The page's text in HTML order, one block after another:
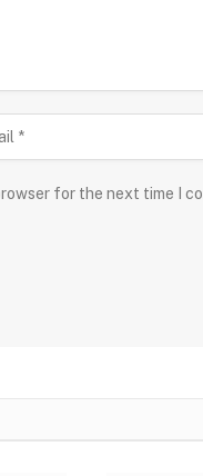
for the next time I